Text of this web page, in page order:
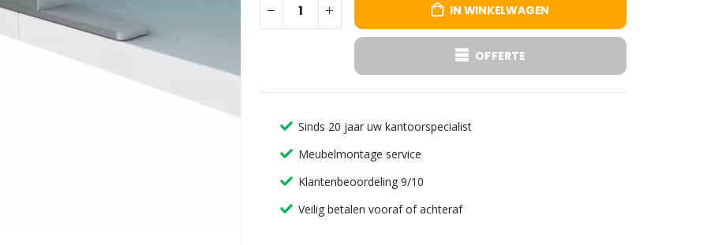
IN WINKELWAGEN
OFFERTE
Sinds 20 jaar uw kantoorspecialist
Meubelmontage service
Klantenbeoordeling 9/10
Veilig betalen vooraf of achteraf